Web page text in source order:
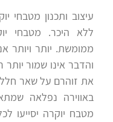
עיצוב ותכנון מטבחי
ללא היכר. מטבחי
ממומשת. יותר ויותר
והדבר אינו שמור
את זוהרם על שאר חללי
באווירה נפלאה
מטבח יוקרה יסייעו